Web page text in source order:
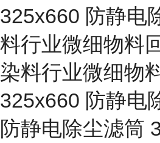
325x660 防静电
料行业微细物料
染料行业微细物
325x660 防静电
防静电除尘滤筒